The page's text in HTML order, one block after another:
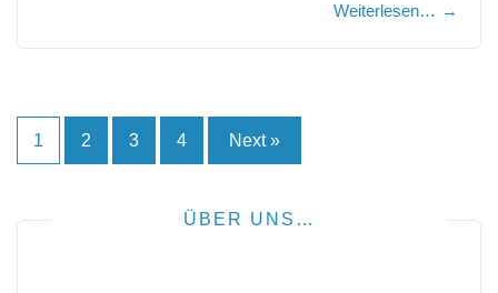
Weiterlesen… →
Seitennummerierung
1 2 3 4 Next »
ÜBER UNS…